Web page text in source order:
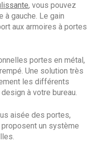
, vous pouvez
gauche. Le gain
aux armoires à portes
portes en métal,
Une solution très
les différents
à votre bureau.
aisée des portes,
un système